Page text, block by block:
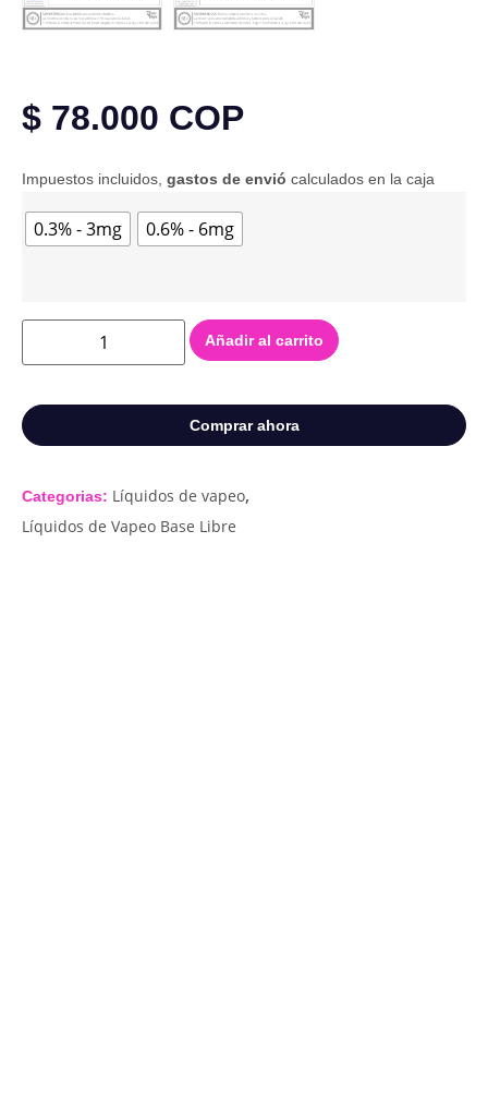
$ 78.000 COP
Impuestos incluidos, gastos de envió calculados en la caja
0.3% - 3mg 0.6% - 6mg
Añadir al carrito
Comprar ahora
Categorias: Líquidos de vapeo,
Líquidos de Vapeo Base Libre